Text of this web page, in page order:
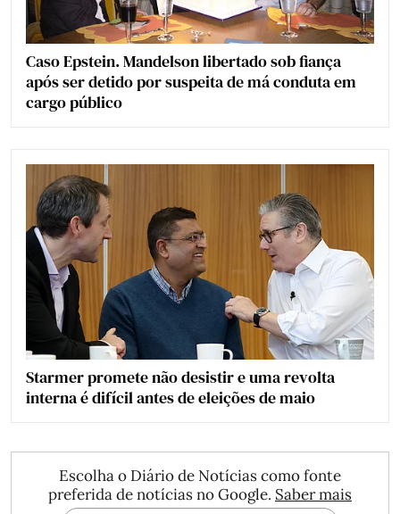
Caso Epstein. Mandelson libertado sob fiança
após ser detido por suspeita de má conduta em
cargo público
Starmer promete não desistir e uma revolta
interna é difícil antes de eleições de maio
Escolha o Diário de Notícias como fonte
preferida de notícias no Google. Saber mais